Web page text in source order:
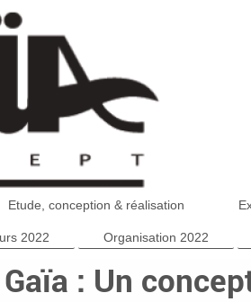
Etude, conception & réalisation
2022 Organisation 2022
Gaïa : Un